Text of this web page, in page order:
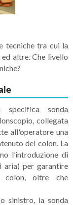
tecniche tra cui la
altre. Che livello
specifica sonda
collegata
all'operatore una
del colon. La
l’introduzione di
aria) per garantire
colon, oltre che
sinistro, la sonda